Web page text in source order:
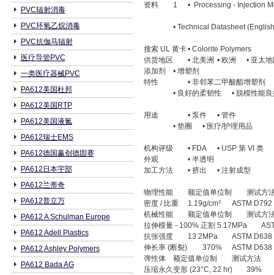
PVC辐射消毒
PVC环氧乙烷消毒
PVC抗伽马辐射
医疗导管PVC
一类医疗器械PVC
PA612美国杜邦
PA612美国RTP
PA612美国液氮
PA612瑞士EMS
PA612德国赢创德固赛
PA612日本宇部
PA612兰蒂奇
PA612普立万
PA612 A Schulman Europe
PA612 Adell Plastics
PA612 Ashley Polymers
PA612 Bada AG
资料
1 • Processing - Injection
• Technical Datasheet
搜索 UL 黄卡• Colorite Polymers
供货地区
• 北美洲 • 欧洲
• 亚太
添加剂
• 增塑剂
特性
• 非邻苯二甲酸酯增塑剂
• 良好的柔韧性
• 脱模性能
用途 • 泵件
• 管件
• 垫圈
• 医疗/护理用品
机构评级 • FDA
• USP 第 VI 类
外观
• 半透明
加工方法
• 挤出 • 注射成型
物理性能 额定值单位制
测试方
密度 / 比重
1.19g/cm³
ASTM D792
机械性能
额定值单位制
测试方
拉伸模量 - 100% 正割 5.17MPa
抗张强度
13.2MPa
ASTM D638
伸长率 (断裂)
370%
ASTM D638
弹性体
额定值单位制
测试方法
压缩永久变形 (23°C, 22 hr)
39%